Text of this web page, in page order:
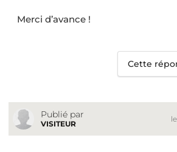
Merci d’avance !
Cette
Publié par
VISITEUR